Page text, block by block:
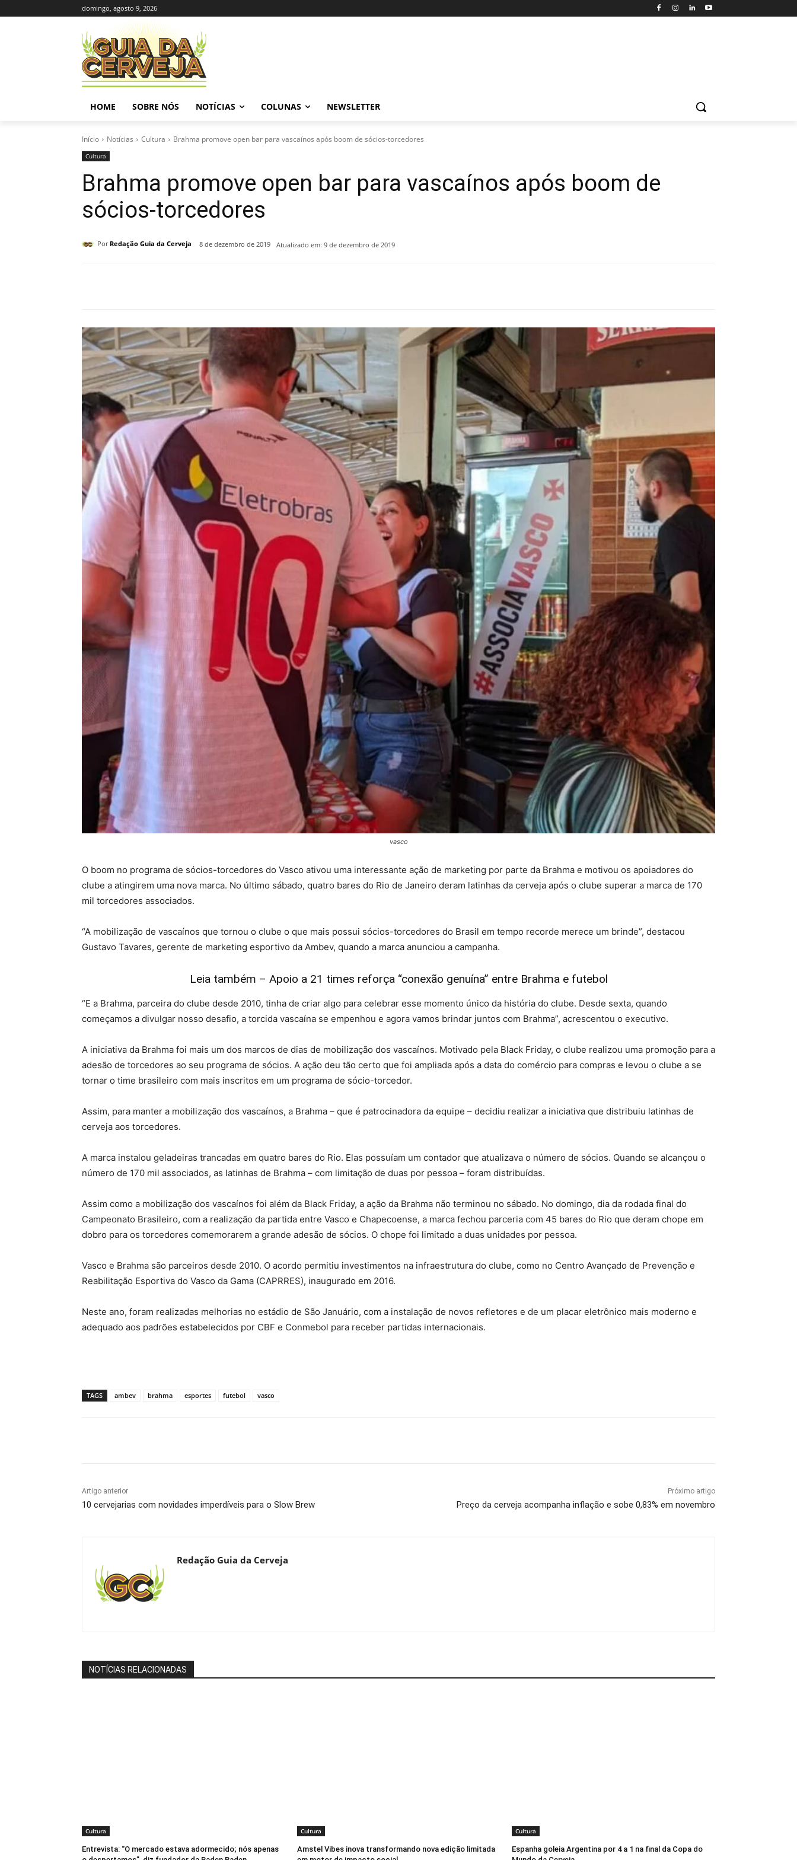
domingo, agosto 9, 2026
HOME SOBRE NÓS NOTÍCIAS COLUNAS NEWSLETTER
Início Notícias Cultura Brahma promove open bar para vascaínos após boom de sócios-torcedores
Cultura
Brahma promove open bar para vascaínos após boom de
sócios-torcedores
Por Redação Guia da Cerveja 8 de dezembro de 2019 Atualizado em: 9 de dezembro de 2019
vasco
O boom no programa de sócios-torcedores do Vasco ativou uma interessante ação de marketing por parte da Brahma e motivou os apoiadores do
clube a atingirem uma nova marca. No último sábado, quatro bares do Rio de Janeiro deram latinhas da cerveja após o clube superar a marca de 170
mil torcedores associados.
“A mobilização de vascaínos que tornou o clube o que mais possui sócios-torcedores do Brasil em tempo recorde merece um brinde”, destacou
Gustavo Tavares, gerente de marketing esportivo da Ambev, quando a marca anunciou a campanha.
Leia também – Apoio a 21 times reforça “conexão genuína” entre Brahma e futebol
“E a Brahma, parceira do clube desde 2010, tinha de criar algo para celebrar esse momento único da história do clube. Desde sexta, quando
começamos a divulgar nosso desafio, a torcida vascaína se empenhou e agora vamos brindar juntos com Brahma”, acrescentou o executivo.
A iniciativa da Brahma foi mais um dos marcos de dias de mobilização dos vascaínos. Motivado pela Black Friday, o clube realizou uma promoção para a
adesão de torcedores ao seu programa de sócios. A ação deu tão certo que foi ampliada após a data do comércio para compras e levou o clube a se
tornar o time brasileiro com mais inscritos em um programa de sócio-torcedor.
Assim, para manter a mobilização dos vascaínos, a Brahma – que é patrocinadora da equipe – decidiu realizar a iniciativa que distribuiu latinhas de
cerveja aos torcedores.
A marca instalou geladeiras trancadas em quatro bares do Rio. Elas possuíam um contador que atualizava o número de sócios. Quando se alcançou o
número de 170 mil associados, as latinhas de Brahma – com limitação de duas por pessoa – foram distribuídas.
Assim como a mobilização dos vascaínos foi além da Black Friday, a ação da Brahma não terminou no sábado. No domingo, dia da rodada final do
Campeonato Brasileiro, com a realização da partida entre Vasco e Chapecoense, a marca fechou parceria com 45 bares do Rio que deram chope em
dobro para os torcedores comemorarem a grande adesão de sócios. O chope foi limitado a duas unidades por pessoa.
Vasco e Brahma são parceiros desde 2010. O acordo permitiu investimentos na infraestrutura do clube, como no Centro Avançado de Prevenção e
Reabilitação Esportiva do Vasco da Gama (CAPRRES), inaugurado em 2016.
Neste ano, foram realizadas melhorias no estádio de São Januário, com a instalação de novos refletores e de um placar eletrônico mais moderno e
adequado aos padrões estabelecidos por CBF e Conmebol para receber partidas internacionais.
TAGS ambev brahma esportes futebol vasco
Artigo anterior
10 cervejarias com novidades imperdíveis para o Slow Brew
Próximo artigo
Preço da cerveja acompanha inflação e sobe 0,83% em novembro
Redação Guia da Cerveja
NOTÍCIAS RELACIONADAS
Cultura
Entrevista: “O mercado estava adormecido; nós apenas
Cultura
Amstel Vibes inova transformando nova edição limitada
Cultura
Espanha goleia Argentina por 4 a 1 na final da Copa do